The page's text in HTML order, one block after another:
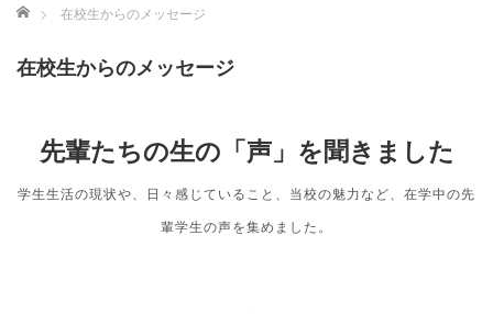
ホーム 在校生からのメッセージ
在校生からのメッセージ
先輩たちの生の「声」を聞きました
学生生活の現状や、日々感じていること、当校の魅力など、在学中の先
輩学生の声を集めました。